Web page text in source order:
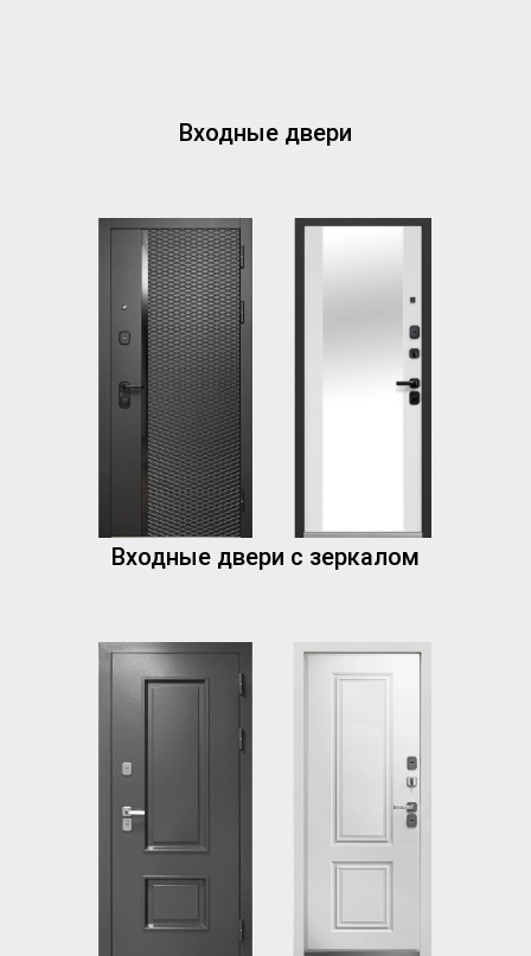
Входные двери
Входные двери с зеркалом